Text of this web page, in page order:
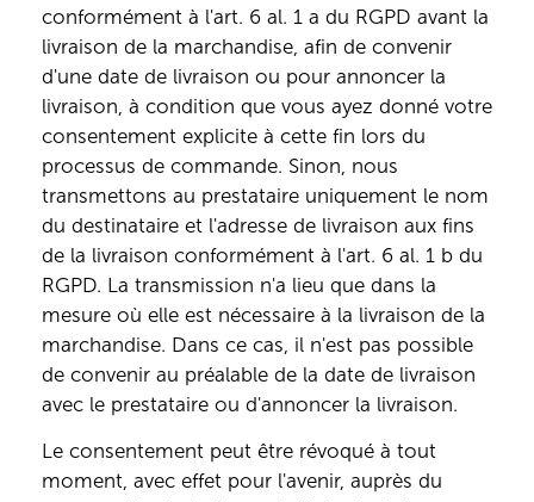
conformément à l'art. 6 al. 1 a du RGPD avant la
livraison de la marchandise, afin de convenir
d'une date de livraison ou pour annoncer la
livraison, à condition que vous ayez donné votre
consentement explicite à cette fin lors du
processus de commande. Sinon, nous
transmettons au prestataire uniquement le nom
du destinataire et l'adresse de livraison aux fins
de la livraison conformément à l'art. 6 al. 1 b du
RGPD. La transmission n'a lieu que dans la
mesure où elle est nécessaire à la livraison de la
marchandise. Dans ce cas, il n'est pas possible
de convenir au préalable de la date de livraison
avec le prestataire ou d'annoncer la livraison.
Le consentement peut être révoqué à tout
moment, avec effet pour l'avenir, auprès du